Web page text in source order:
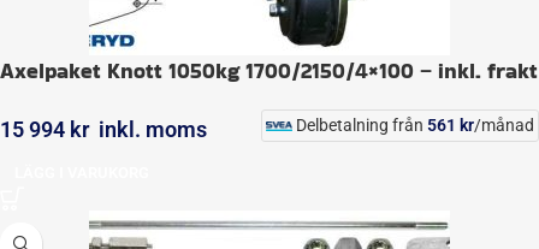
Axelpaket Knott 1050kg 1700/2150/4×100 – inkl. frakt
15 994 kr inkl. moms Delbetalning från 561 kr/månad